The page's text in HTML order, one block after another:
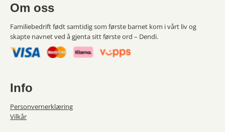
Om oss
Familiebedrift født samtidig som første barnet kom i vårt liv og
skapte navnet ved å gjenta sitt første ord – Dendi.
Info
Personvernerklæring
Vilkår